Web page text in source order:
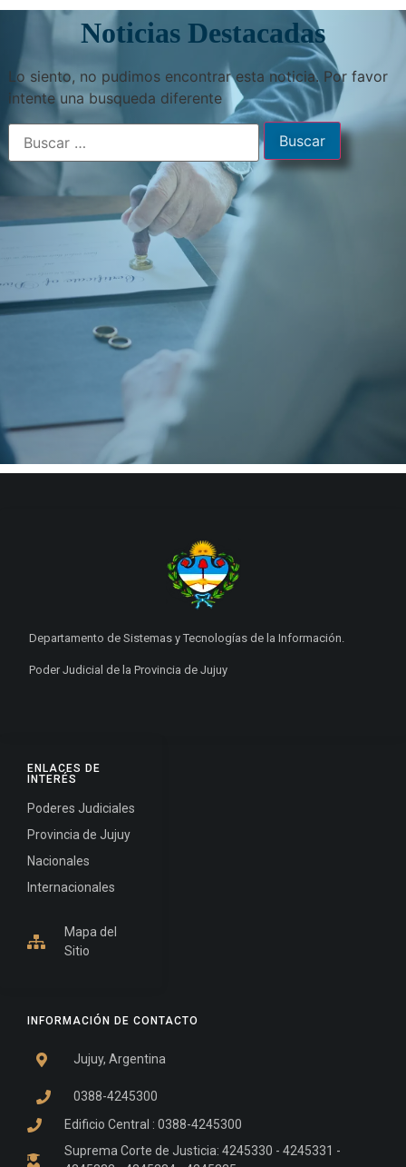
Noticias Destacadas
Lo siento, no pudimos encontrar esta noticia. Por favor
intente una busqueda diferente
INFORMACIÓN DE CONTACTO
Jujuy, Argentina
0388-4245300
Edificio Central : 0388-4245300
Suprema Corte de Justicia: 4245330 - 4245331 -
ENLACES DE
INTERÉS
Poderes Judiciales
Provincia de Jujuy
Nacionales
Internacionales
Mapa del
Sitio
Departamento de Sistemas y Tecnologías de la Información.
Poder Judicial de la Provincia de Jujuy